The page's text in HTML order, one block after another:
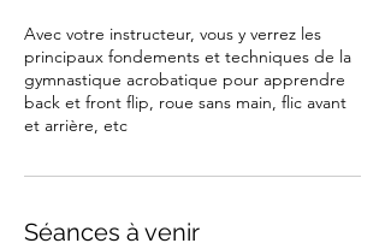
Avec votre instructeur, vous y verrez les
principaux fondements et techniques de la
gymnastique acrobatique pour apprendre
back et front flip, roue sans main, flic avant
Séances à venir